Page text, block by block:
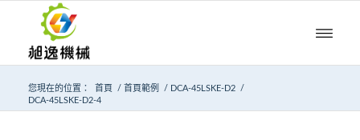
您現在的位置： 首頁 / 首頁範例 / DCA-45LSKE-D2
/
DCA-45LSKE-D2-4